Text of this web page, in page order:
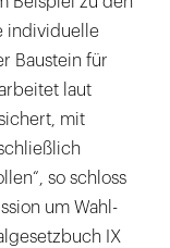
individuelle
Baustein für
laut
mit
so schloss
um Wahl-
IX